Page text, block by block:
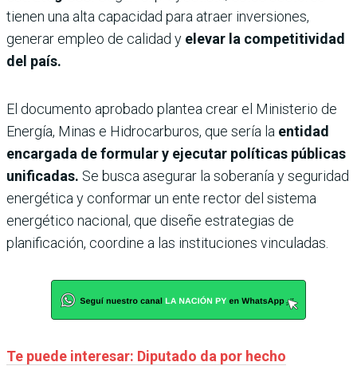
tienen una alta capacidad para atraer inversiones,
generar empleo de calidad y elevar la competitividad
del país.
El documento aprobado plantea crear el Ministerio de
Energía, Minas e Hidrocarburos, que sería la entidad
encargada de formular y ejecutar políticas públicas
unificadas. Se busca asegurar la soberanía y seguridad
energética y conformar un ente rector del sistema
energético nacional, que diseñe estrategias de
planificación, coordine a las instituciones vinculadas.
Te puede interesar: Diputado da por hecho